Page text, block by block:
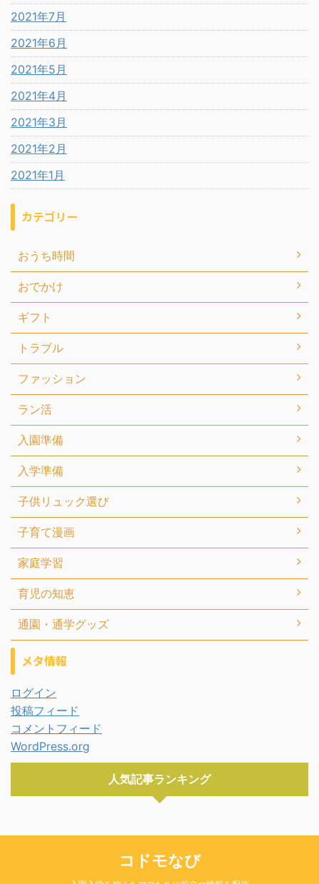
2021年7月
2021年6月
2021年5月
2021年4月
2021年3月
2021年2月
2021年1月
カテゴリー
おうち時間
おでかけ
ギフト
トラブル
ファッション
ラン活
入園準備
入学準備
子供リュック選び
子育て漫画
家庭学習
育児の知恵
通園・通学グッズ
メタ情報
ログイン
投稿フィード
コメントフィード
WordPress.org
人気記事ランキング
コドモなび